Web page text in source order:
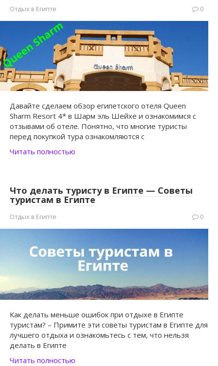
Отдых в Египте 0
Давайте сделаем обзор египетского отеля Queen
Sharm Resort 4* в Шарм эль Шейхе и ознакомимся с
отзывами об отеле. Понятно, что многие туристы
перед покупкой тура ознакомляются с
Читать полностью
Что делать туристу в Египте — Советы
туристам в Египте
Отдых в Египте 0
Как делать меньше ошибок при отдыхе в Египте
туристам? – Примите эти советы туристам в Египте для
лучшего отдыха и ознакомьтесь с тем, что нельзя
делать в Египте
Читать полностью